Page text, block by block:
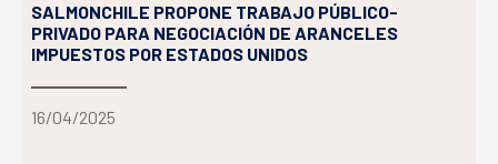
SALMONCHILE PROPONE TRABAJO PÚBLICO-
PRIVADO PARA NEGOCIACIÓN DE ARANCELES
IMPUESTOS POR ESTADOS UNIDOS
16/04/2025